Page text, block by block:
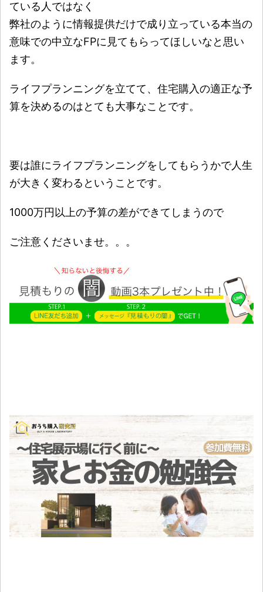
ている人ではなく
弊社のように情報提供だけで成り立っている本当の
意味での中立なFPに見てもらってほしいなと思い
ます。
ライフプランニングを立てて、住宅購入の適正な予
算を決めるのはとても大事なことです。
要は誰にライフプランニングをしてもらうかで人生
が大きく変わるということです。
1000万円以上の予算の差ができてしまうので
ご注意くださいませ。。。